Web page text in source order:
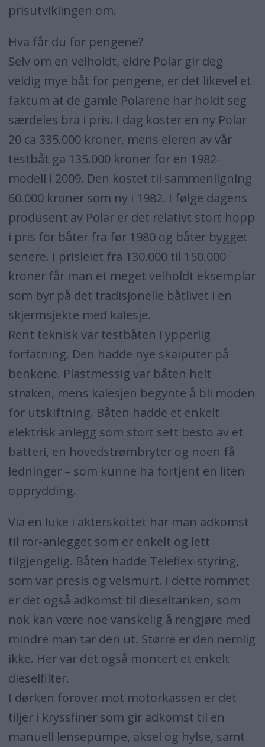
prisutviklingen om.
Hva får du for pengene?
Selv om en velholdt, eldre Polar gir deg
veldig mye båt for pengene, er det likevel et
faktum at de gamle Polarene har holdt seg
særdeles bra i pris. I dag koster en ny Polar
20 ca 335.000 kroner, mens eieren av vår
testbåt ga 135.000 kroner for en 1982-
modell i 2009. Den kostet til sammenligning
60.000 kroner som ny i 1982. I følge dagens
produsent av Polar er det relativt stort hopp
i pris for båter fra før 1980 og båter bygget
senere. I prisleiet fra 130.000 til 150.000
kroner får man et meget velholdt eksemplar
som byr på det tradisjonelle båtlivet i en
skjermsjekte med kalesje.
Rent teknisk var testbåten i ypperlig
forfatning. Den hadde nye skaiputer på
benkene. Plastmessig var båten helt
strøken, mens kalesjen begynte å bli moden
for utskiftning. Båten hadde et enkelt
elektrisk anlegg som stort sett besto av et
batteri, en hovedstrømbryter og noen få
ledninger – som kunne ha fortjent en liten
opprydding.
Via en luke i akterskottet har man adkomst
til ror-anlegget som er enkelt og lett
tilgjengelig. Båten hadde Teleflex-styring,
som var presis og velsmurt. I dette rommet
er det også adkomst til dieseltanken, som
nok kan være noe vanskelig å rengjøre med
mindre man tar den ut. Større er den nemlig
ikke. Her var det også montert et enkelt
dieselfilter.
I dørken forover mot motorkassen er det
tiljer i kryssfiner som gir adkomst til en
manuell lensepumpe, aksel og hylse, samt